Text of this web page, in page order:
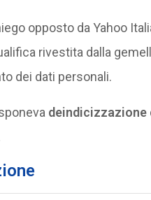
opposto da Yahoo
rivestita dalla
dei dati personali.
deindicizzazione